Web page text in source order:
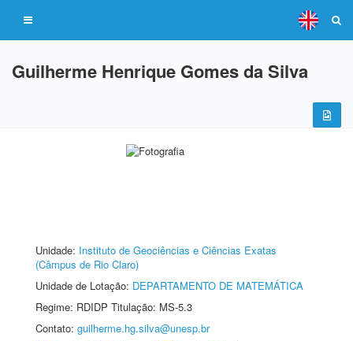
Guilherme Henrique Gomes da Silva
Unidade: Instituto de Geociências e Ciências Exatas
(Câmpus de Rio Claro)
Unidade de Lotação: DEPARTAMENTO DE MATEMÁTICA
Regime: RDIDP Titulação: MS-5.3
Contato: guilherme.hg.silva@unesp.br